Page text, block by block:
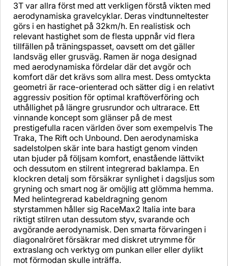
3T var allra först med att verkligen förstå vikten med
aerodynamiska gravelcyklar. Deras vindtunneltester
görs i en hastighet på 32km/h. En realistisk och
relevant hastighet som de flesta uppnår vid flera
tillfällen på träningspasset, oavsett om det gäller
landsväg eller grusväg. Ramen är noga designad
med aerodynamiska fördelar där det avgör och
komfort där det krävs som allra mest. Dess omtyckta
geometri är race-orienterad och sätter dig i en relativt
aggressiv position för optimal kraftöverföring och
uthållighet på längre grusrundor och ultrarace. Ett
vinnande koncept som glänser på de mest
prestigefulla racen världen över som exempelvis The
Traka, The Rift och Unbound. Den aerodynamiska
sadelstolpen skär inte bara hastigt genom vinden
utan bjuder på följsam komfort, enastående lättvikt
och dessutom en stilrent integrerad baklampa. En
klockren detalj som försäkrar synlighet i dagsljus som
gryning och smart nog är omöjlig att glömma hemma.
Med helintegrerad kabeldragning genom
styrstammen håller sig RaceMax2 Italia inte bara
riktigt stilren utan dessutom styv, svarande och
avgörande aerodynamisk. Den smarta förvaringen i
diagonalröret försäkrar med diskret utrymme för
extraslang och verktyg om punkan eller eller dylikt
mot förmodan skulle inträffa.